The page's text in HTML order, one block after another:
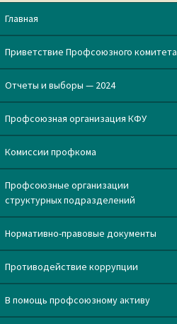
записям
Главная
Приветствие Профсоюзного комитета
Отчеты и выборы — 2024
Профсоюзная организация КФУ
Комиссии профкома
Профсоюзные организации
структурных подразделений
Нормативно-правовые документы
Противодействие коррупции
В помощь профсоюзному активу